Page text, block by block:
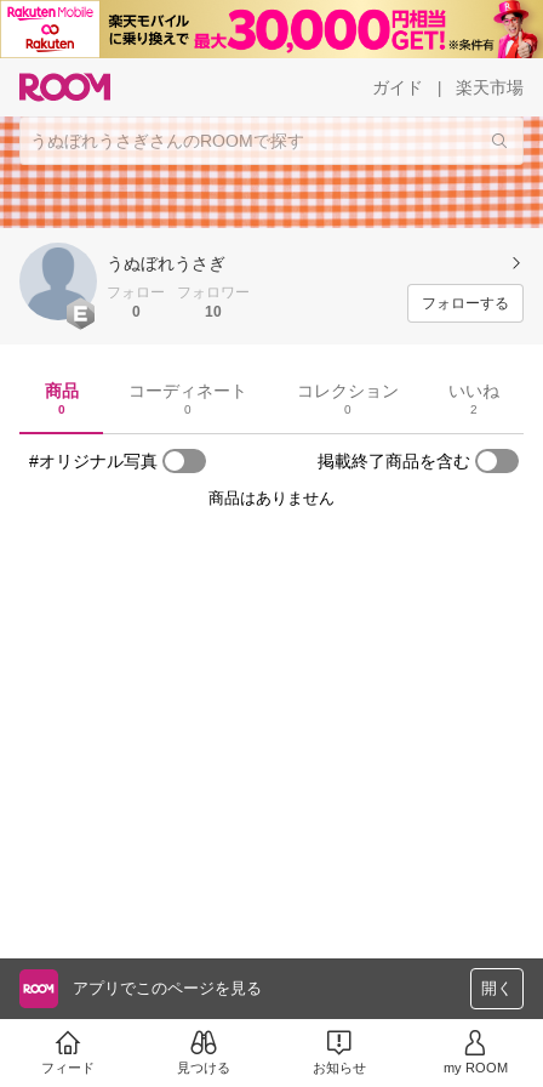
ガイド 楽天市場
うぬぼれうさぎ
フォロー
0
フォロワー
10
フォローする
商品
0
コーディネート
0
コレクション
0
いいね
2
#オリジナル写真 掲載終了商品を含む
商品はありません
アプリでこのページを見る 開く
フィード 見つける お知らせ my ROOM